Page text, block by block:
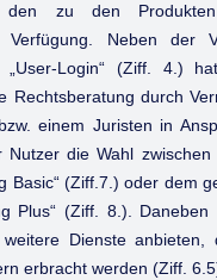
zu den Produkten
Verfügung. Neben der
„User-Login“ (Ziff. 4.)
Rechtsberatung durch
einem Juristen in
Nutzer die Wahl zwischen
Basic“ (Ziff.7.) oder dem
Plus“ (Ziff. 8.).
Dienste anbieten,
erbracht werden (Ziff.